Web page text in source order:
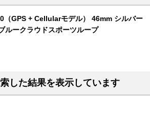
GPS + Cellularモデル） 46mm シルバー
ルークラウドスポーツループ
した結果を表示しています